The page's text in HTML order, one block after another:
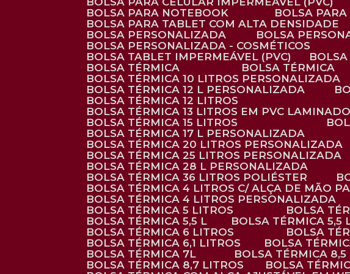
BOLSA PARA NOTEBOOK
BOLSA
BOLSA PARA TABLET COM ALTA DENSIDADE
BOLSA PERSONALIZADA
BOLSA
BOLSA PERSONALIZADA - COSMÉTICOS
BOLSA TABLET IMPERMEÁVEL (PVC)
BOLSA TÉRMICA
BOLSA TÉRMICA
BOLSA TÉRMICA 10 LITROS PERSONALIZADA
BOLSA TÉRMICA 12 L PERSONALIZADA
BOLSA TÉRMICA 12 LITROS
BOLSA TÉRMICA 13 LITROS EM PVC LAMINADO
BOLSA TÉRMICA 15 LITROS
BOLSA TÉRMICA 17 L PERSONALIZADA
BOLSA TÉRMICA 20 LITROS PERSONALIZADA
BOLSA TÉRMICA 25 LITROS PERSONALIZADA
BOLSA TÉRMICA 28 L PERSONALIZADA
BOLSA TÉRMICA 36 LITROS POLIÉSTER
BOLSA TÉRMICA 4 LITROS C/ ALÇA DE MÃO
BOLSA TÉRMICA 4 LITROS PERSONALIZADA
BOLSA TÉRMICA 5 LITROS
BOLSA
BOLSA TÉRMICA 5,5 L
BOLSA TÉRMICA
BOLSA TÉRMICA 6 LITROS
BOLSA
BOLSA TÉRMICA 6,1 LITROS
BOLSA
BOLSA TÉRMICA 7L
BOLSA TÉRMICA
BOLSA TÉRMICA 8,7 LITROS
BOLSA